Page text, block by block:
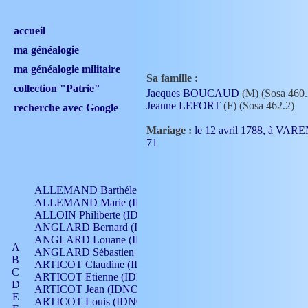
accueil
ma généalogie
ma généalogie militaire
collection "Patrie"
recherche avec Google
A
B
C
D
E
ALLEMAND Barthélemy (IDNO 330)
ALLEMAND Marie (IDNO 165)
ALLOIN Philiberte (IDNO 449)
ANGLARD Bernard (IDNO 4)
ANGLARD Louane (IDNO 4)
ANGLARD Sébastien (IDNO 4)
ARTICOT Claudine (IDNO 105)
ARTICOT Etienne (IDNO 420)
ARTICOT Jean (IDNO 210)
ARTICOT Louis (IDNO 420)
Sa famille :
Jacques BOUCAUD (M) (Sosa
Jeanne LEFORT (F) (Sosa 462.2)
Mariage : le 12 avril 1788, à
71